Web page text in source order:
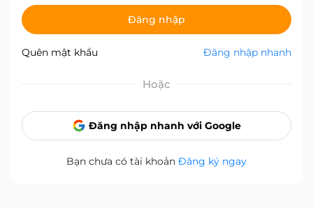
Đăng nhập
Quên mật khẩu Đăng nhập nhanh
Hoặc
Đăng nhập nhanh với Google
Bạn chưa có tài khoản Đăng ký ngay